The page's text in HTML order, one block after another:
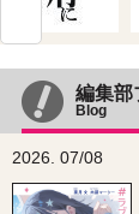
編集部
Blog
2026. 07/08